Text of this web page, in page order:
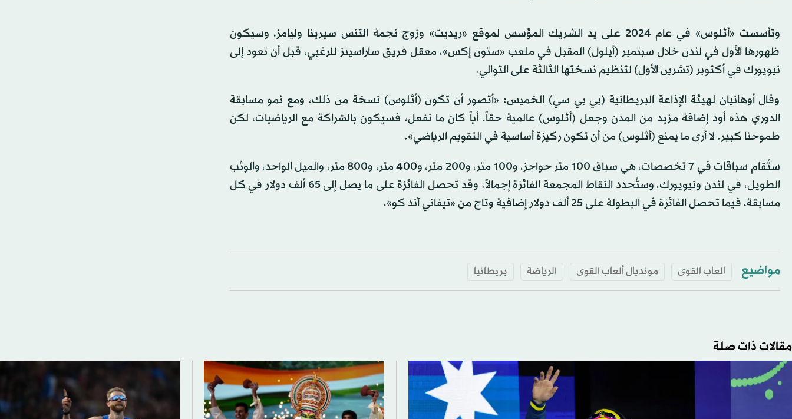
وتأسست «أثلوس» في عام 2024 على يد الشريك المؤسس لموقع «ريديت» وزوج نجمة التنس سيرينا وليامز، وسيكون
ظهورها الأول في لندن خلال سبتمبر (أيلول) المقبل في ملعب «ستون إكس»، معقل فريق ساراسينز للرغبي، قبل أن تعود إلى
نيويورك في أكتوبر (تشرين الأول) لتنظيم نسختها الثالثة على التوالي.
وقال أوهانيان لهيئة الإذاعة البريطانية (بي بي سي) الخميس: «أتصور أن تكون (أثلوس) نسخة من ذلك، ومع نمو مسابقة
الدوري هذه أود إضافة مزيد من المدن وجعل (أثلوس) عالمية حقاً. أياً كان ما نفعل، فسيكون بالشراكة مع الرياضيات، لكن
طموحنا كبير. لا أرى ما يمنع (أثلوس) من أن تكون ركيزة أساسية في التقويم الرياضي».
ستُقام سباقات في 7 تخصصات، هي سباق 100 متر حواجز، و100 متر، و200 متر، و400 متر، و800 متر، والميل الواحد، والوثب
الطويل، في لندن ونيويورك، وستُحدد النقاط المجمعة الفائزة إجمالاً. وقد تحصل الفائزة على ما يصل إلى 65 ألف دولار في كل
مسابقة، فيما تحصل الفائزة في البطولة على 25 ألف دولار إضافية وتاج من «تيفاني آند كو».
مواضيع العاب القوى مونديال ألعاب القوى الرياضة بريطانيا
مقالات ذات صلة